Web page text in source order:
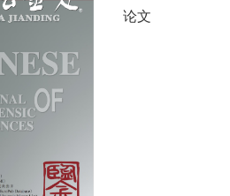
论文